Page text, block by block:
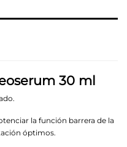
30 ml
la función barrera de la
óptimos.